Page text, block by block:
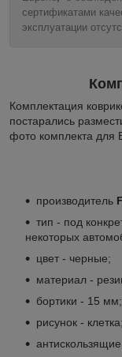
сертификатами
эксплуатации
Комплектация
постарались
фото комплекта для
производитель
тип - под
некоторых
цвет - черные;
материал -
бортики - 15 мм;
рисунок - клетка;